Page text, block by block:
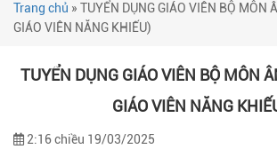
Trang chủ » TUYỂN DỤNG GIÁO VIÊN BỘ MÔN
GIÁO VIÊN NĂNG KHIẾU)
TUYỂN DỤNG GIÁO VIÊN BỘ MÔN
GIÁO VIÊN NĂNG
2:16 chiều 19/03/2025